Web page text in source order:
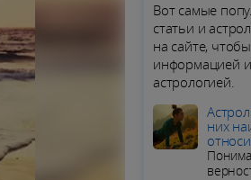
Вот самые
статьи и
на сайте,
информацией
астрологией.
них